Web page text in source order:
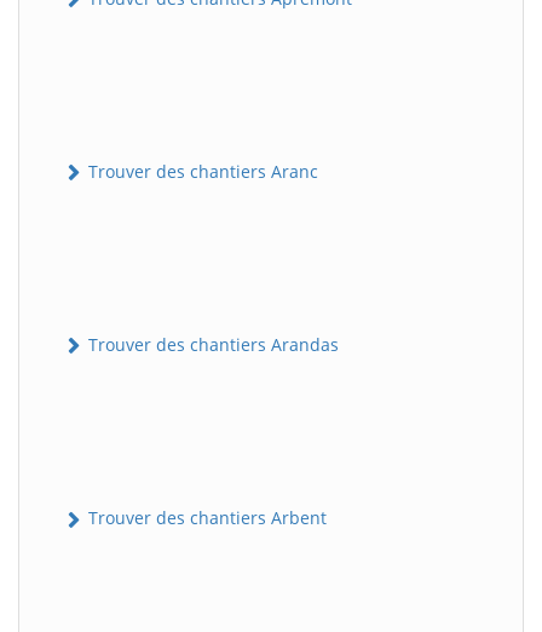
Trouver des chantiers Aranc
Trouver des chantiers Arandas
Trouver des chantiers Arbent